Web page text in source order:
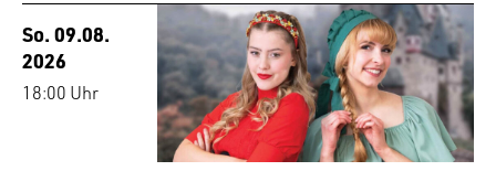
So. 09.08.
2026
18:00 Uhr